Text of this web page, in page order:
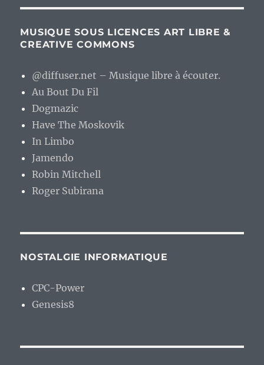
MUSIQUE SOUS LICENCES ART LIBRE &
CREATIVE COMMONS
@diffuser.net – Musique libre à écouter.
Au Bout Du Fil
Dogmazic
Have The Moskovik
In Limbo
Jamendo
Robin Mitchell
Roger Subirana
NOSTALGIE INFORMATIQUE
CPC-Power
Genesis8